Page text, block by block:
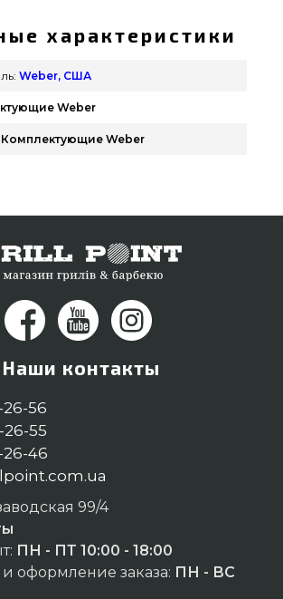
Weber, США по выгодной
799 грн. в онлайн магазине
Поинт. Посмотрите и закажите
Позвоните нашим
на телефонный номер (044) 334-
характеристики
Weber, США
Weber
Комплектующие Weber
Наши контакты
26-56
26-55
26-46
99/4
ПН - ПТ 10:00 - 18:00
и оформление заказа: ПН - ВС